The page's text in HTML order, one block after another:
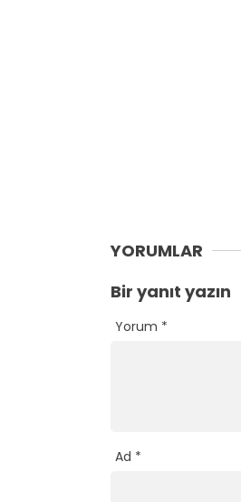
YORUMLAR
Bir yanıt yazın
Yorum *
Ad *